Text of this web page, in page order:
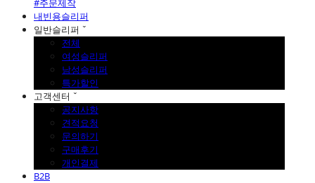
#주문제작
내빈용슬리퍼
일반슬리퍼 ˇ
전체
여성슬리퍼
남성슬리퍼
특가할인
고객센터 ˇ
공지사항
견적요청
문의하기
구매후기
개인결제
B2B